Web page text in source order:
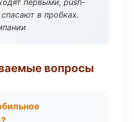
первыми, push-
в пробках.
вопросы